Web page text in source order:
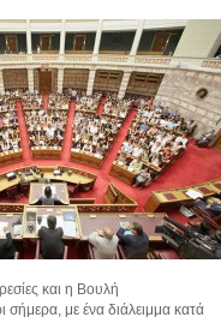
και η Βουλή
σήμερα, με ένα διάλειμμα κατά